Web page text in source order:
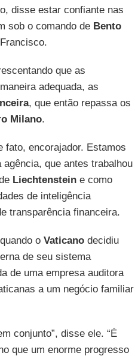
disse estar confiante nas
sob o comando de Bento
que as
adequada, as
, que então repassa os
Milano.
fato, encorajador. Estamos
que antes trabalhou
Liechtensteine como
de inteligência
transparência financeira.
o Vaticanodecidiu
de seu sistema
de uma empresa auditora
a um negócio familiar
conjunto”, disse ele. “É
que um enorme progresso